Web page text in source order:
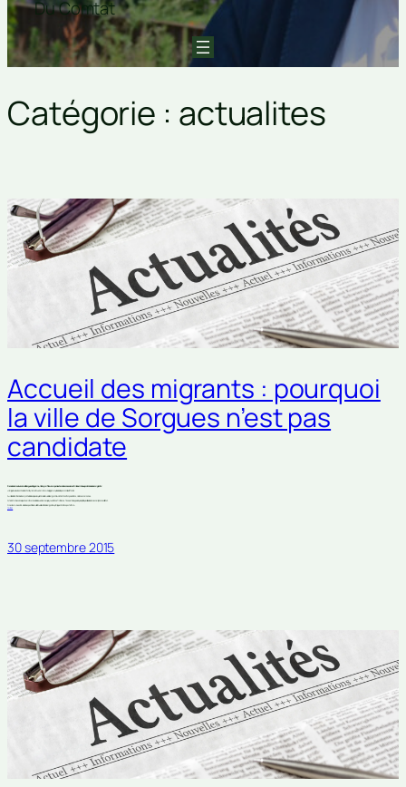
Du Comtat
Catégorie : actualites
Accueil des migrants : pourquoi
la ville de Sorgues n’est pas
candidate
Dans le dernier numéro de Sorgues Magazine, la Majorité municipale a choisi de consacrer sa tribune libre au problème des migrants :
«L’image bouleversante d’un enfant syrien retrouvé mort sur une plage turque n’a laissé personne indifférent.
Au-delà de l’émotion bien compréhensible se pose la question de l’accueil des migrants sur le territoire français et donc, dans nos communes.
Si, tout être humain ne peut se montrer insensible aux drames qui se jouent à nos frontières, force est de rappeler que la politique de l’asile est une compétence de l’Etat.
Nos communes sont-elles en capacité d’accueillir tous les milliers de migrants qui frappent à notre porte? Non.
(suite…)
30 septembre 2015